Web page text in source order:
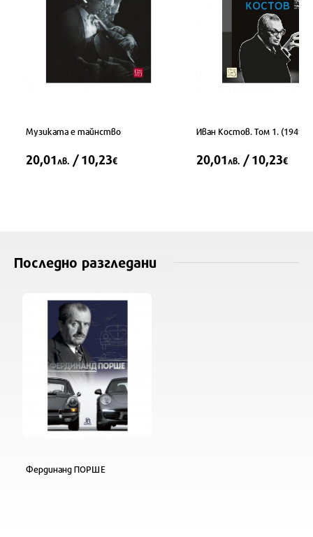
Музиката е тайнство
20,01лв. / 10,23€
Иван Костов. Том 1. (1949-
20,01лв. / 10,23€
Последно разгледани
Фердинанд ПОРШЕ